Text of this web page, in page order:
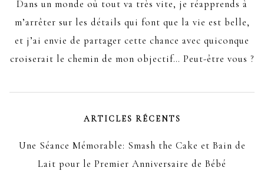
Dans un monde où tout va très vite, je réapprends à
m’arrêter sur les détails qui font que la vie est belle,
et j’ai envie de partager cette chance avec quiconque
croiserait le chemin de mon objectif… Peut-être vous ?
ARTICLES RÉCENTS
Une Séance Mémorable: Smash the Cake et Bain de
Lait pour le Premier Anniversaire de Bébé